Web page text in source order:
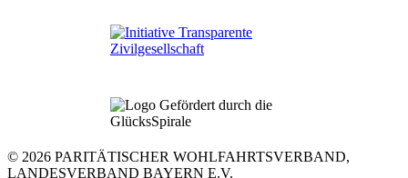
© 2026 PARITÄTISCHER WOHLFAHRTSVERBAND,
LANDESVERBAND BAYERN E.V.